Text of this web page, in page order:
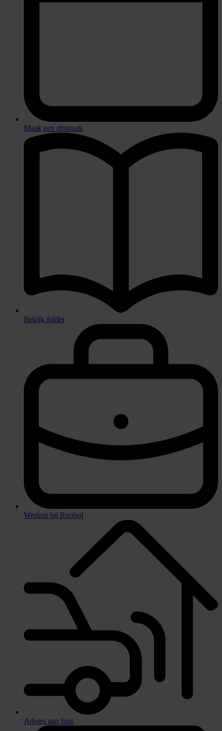
Maak een afspraak
Bekijk folder
Werken bij Roobol
Advies aan huis